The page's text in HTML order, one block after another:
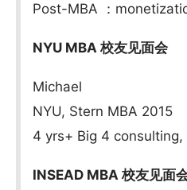
Post-MBA ：
NYU MBA 校友见面会
Michael
NYU, Stern MBA 2015
4 yrs+ Big 4
INSEAD MBA 校友见面